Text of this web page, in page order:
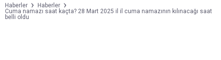
Haberler
Haberler
Cuma namazı saat kaçta? 28 Mart 2025 il il cuma namazının kılınacağı saat
belli oldu